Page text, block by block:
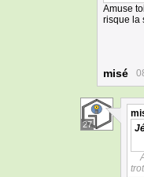
Amuse
risque la
misé
27